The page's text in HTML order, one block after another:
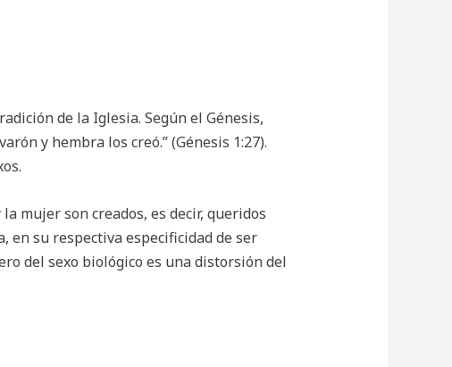
de la Iglesia. Según el Génesis,
y hembra los creó.” (Génesis 1:27).
mujer son creados, es decir, queridos
en su respectiva especificidad de ser
del sexo biológico es una distorsión del